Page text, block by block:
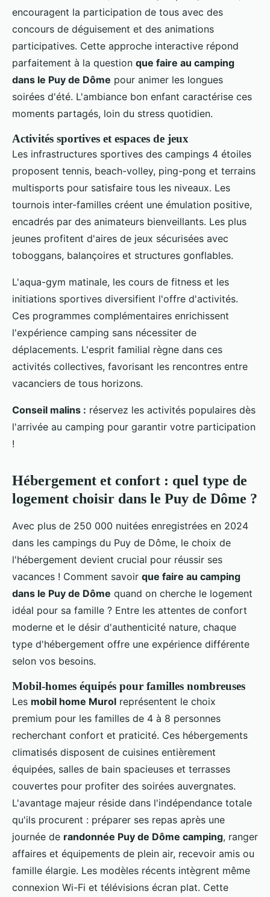
encouragent la participation de tous avec des
concours de déguisement et des animations
participatives. Cette approche interactive répond
parfaitement à la question que faire au camping
dans le Puy de Dôme pour animer les longues
soirées d'été. L'ambiance bon enfant caractérise ces
moments partagés, loin du stress quotidien.
Activités sportives et espaces de jeux
Les infrastructures sportives des campings 4 étoiles
proposent tennis, beach-volley, ping-pong et terrains
multisports pour satisfaire tous les niveaux. Les
tournois inter-familles créent une émulation positive,
encadrés par des animateurs bienveillants. Les plus
jeunes profitent d'aires de jeux sécurisées avec
toboggans, balançoires et structures gonflables.
L'aqua-gym matinale, les cours de fitness et les
initiations sportives diversifient l'offre d'activités.
Ces programmes complémentaires enrichissent
l'expérience camping sans nécessiter de
déplacements. L'esprit familial règne dans ces
activités collectives, favorisant les rencontres entre
vacanciers de tous horizons.
Conseil malins : réservez les activités populaires dès
l'arrivée au camping pour garantir votre participation
!
Hébergement et confort : quel type de
logement choisir dans le Puy de Dôme ?
Avec plus de 250 000 nuitées enregistrées en 2024
dans les campings du Puy de Dôme, le choix de
l'hébergement devient crucial pour réussir ses
vacances ! Comment savoir que faire au camping
dans le Puy de Dôme quand on cherche le logement
idéal pour sa famille ? Entre les attentes de confort
moderne et le désir d'authenticité nature, chaque
type d'hébergement offre une expérience différente
selon vos besoins.
Mobil-homes équipés pour familles nombreuses
Les mobil home Murol représentent le choix
premium pour les familles de 4 à 8 personnes
recherchant confort et praticité. Ces hébergements
climatisés disposent de cuisines entièrement
équipées, salles de bain spacieuses et terrasses
couvertes pour profiter des soirées auvergnates.
L'avantage majeur réside dans l'indépendance totale
qu'ils procurent : préparer ses repas après une
journée de randonnée Puy de Dôme camping, ranger
affaires et équipements de plein air, recevoir amis ou
famille élargie. Les modèles récents intègrent même
connexion Wi-Fi et télévisions écran plat. Cette